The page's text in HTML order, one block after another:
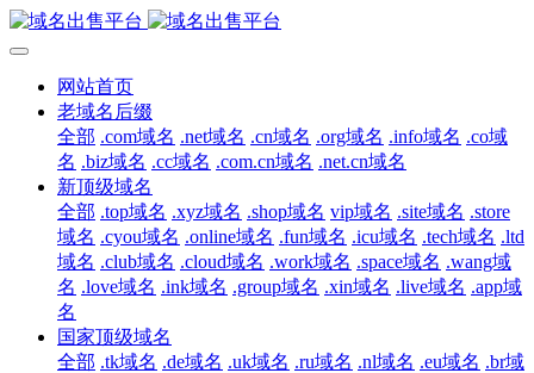
网站首页
老域名后缀
全部 .com域名 .net域名 .cn域名 .org域名 .info域名 .co域
名 .biz域名 .cc域名 .com.cn域名 .net.cn域名
新顶级域名
全部 .top域名 .xyz域名 .shop域名 vip域名 .site域名 .store
域名 .cyou域名 .online域名 .fun域名 .icu域名 .tech域名 .ltd
域名 .club域名 .cloud域名 .work域名 .space域名 .wang域
名 .love域名 .ink域名 .group域名 .xin域名 .live域名 .app域
名
国家顶级域名
全部 .tk域名 .de域名 .uk域名 .ru域名 .nl域名 .eu域名 .br域